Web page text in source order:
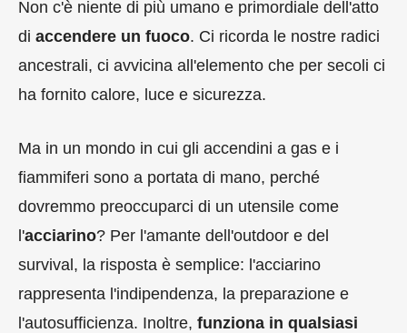
Non c'è niente di più umano e primordiale dell'atto
di accendere un fuoco. Ci ricorda le nostre radici
ancestrali, ci avvicina all'elemento che per secoli ci
ha fornito calore, luce e sicurezza.
Ma in un mondo in cui gli accendini a gas e i
fiammiferi sono a portata di mano, perché
dovremmo preoccuparci di un utensile come
l'acciarino? Per l'amante dell'outdoor e del
survival, la risposta è semplice: l'acciarino
rappresenta l'indipendenza, la preparazione e
l'autosufficienza. Inoltre, funziona in qualsiasi